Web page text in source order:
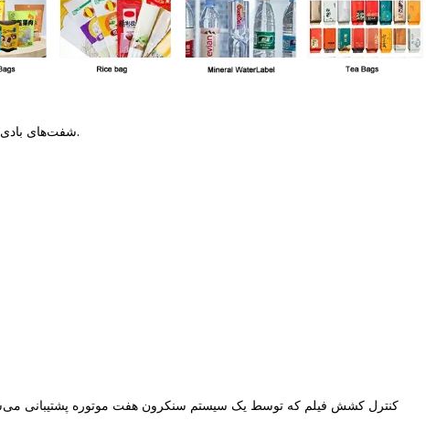
· شفت‌های بادی دوگانه برای باز کردن و پیچیدن. برش و پیچیدن اتوماتیک با سرعت بالا بدون توقف.